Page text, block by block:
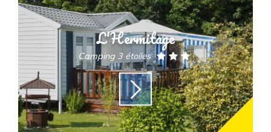
L'Hermitage
Camping 3 étoiles